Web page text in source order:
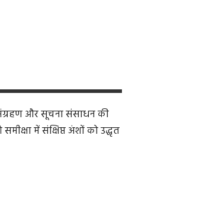
संग्रहण और सूचना संसाधन की
में संक्षिप्त अंशों को उद्धृत